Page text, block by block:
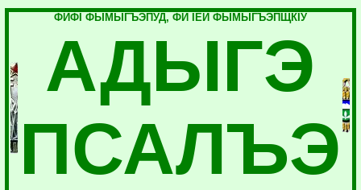
ФИФI ФЫМЫГЪЭПУД, ФИ IЕЙ ФЫМЫГЪЭПЩКIУ
АДЫГЭ
ПСАЛЪЭ